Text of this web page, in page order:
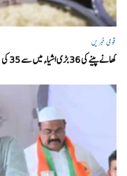
قومی خبریں
کھانے پینے کی 36 بڑی اشیاء میں سے 35 کی قیمتوں میں اضافہ